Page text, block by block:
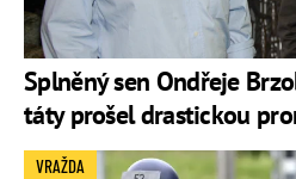
Splněný sen Ondřeje
táty prošel drastickou
VRAŽDA